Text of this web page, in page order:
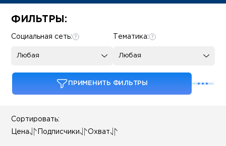
Some SEO Title
ФИЛЬТРЫ:
Тематика:
Любая
Социальная сеть:
Любая
ПРИМЕНИТЬ ФИЛЬТРЫ
Сортировать:
Цена Подписчики Охват